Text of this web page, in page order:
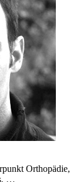
Orthopädie,
…